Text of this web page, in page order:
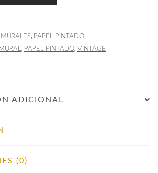
MURALES, PAPEL PINTADO
MURAL , PAPEL PINTADO, VINTAGE
ADICIONAL
(0)